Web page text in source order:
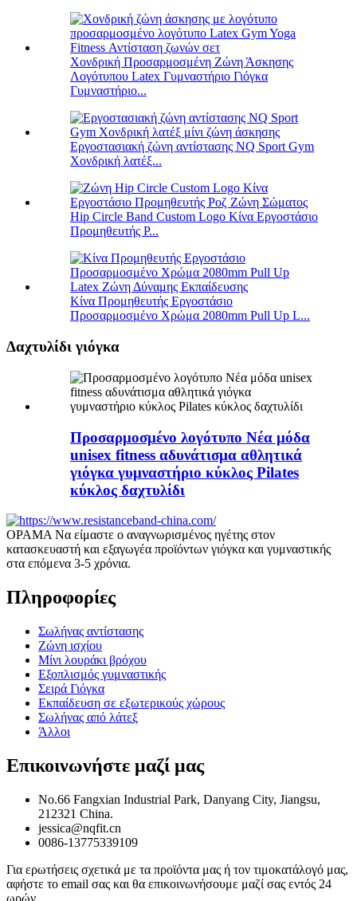
Χονδρική Προσαρμοσμένη Ζώνη Άσκησης
Λογότυπου Latex Γυμναστήριο Γιόγκα
Γυμναστήριο...
Εργοστασιακή ζώνη αντίστασης NQ Sport Gym
Χονδρική λατέξ...
Hip Circle Band Custom Logo Κίνα Εργοστάσιο
Προμηθευτής P...
Κίνα Προμηθευτής Εργοστάσιο
Προσαρμοσμένο Χρώμα 2080mm Pull Up L...
Δαχτυλίδι γιόγκα
Προσαρμοσμένο λογότυπο Νέα μόδα
unisex fitness αδυνάτισμα αθλητικά
γιόγκα γυμναστήριο κύκλος Pilates
κύκλος δαχτυλίδι
ΟΡΑΜΑ Να είμαστε ο αναγνωρισμένος ηγέτης στον
κατασκευαστή και εξαγωγέα προϊόντων γιόγκα και γυμναστικής
στα επόμενα 3-5 χρόνια.
Πληροφορίες
Σωλήνας αντίστασης
Ζώνη ισχίου
Μίνι λουράκι βρόχου
Εξοπλισμός γυμναστικής
Σειρά Γιόγκα
Εκπαίδευση σε εξωτερικούς χώρους
Σωλήνας από λάτεξ
Άλλοι
Επικοινωνήστε μαζί μας
No.66 Fangxian Industrial Park, Danyang City, Jiangsu,
212321 China.
jessica@nqfit.cn
0086-13775339109
Για ερωτήσεις σχετικά με τα προϊόντα μας ή τον τιμοκατάλογό μας,
αφήστε το email σας και θα επικοινωνήσουμε μαζί σας εντός 24
ωρών.